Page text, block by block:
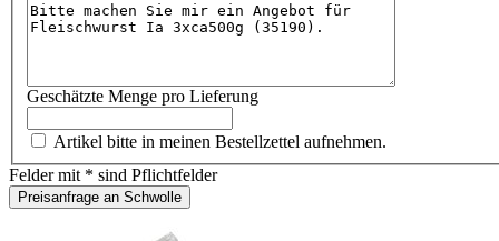
Geschätzte Menge pro Lieferung
Artikel bitte in meinen Bestellzettel aufnehmen.
Felder mit * sind Pflichtfelder